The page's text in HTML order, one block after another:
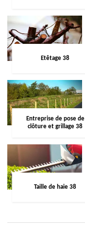
Etêtage 38
Entreprise de pose de
clôture et grillage 38
Taille de haie 38